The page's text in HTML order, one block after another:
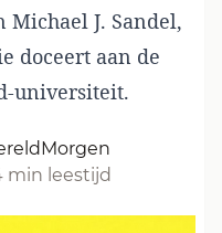
Michael J. Sandel,
doceert aan de
universiteit.
min leestijd